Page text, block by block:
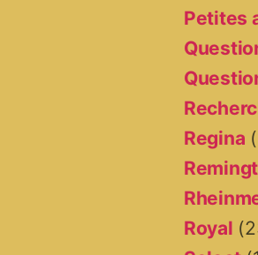
Petites
Regina
Royal